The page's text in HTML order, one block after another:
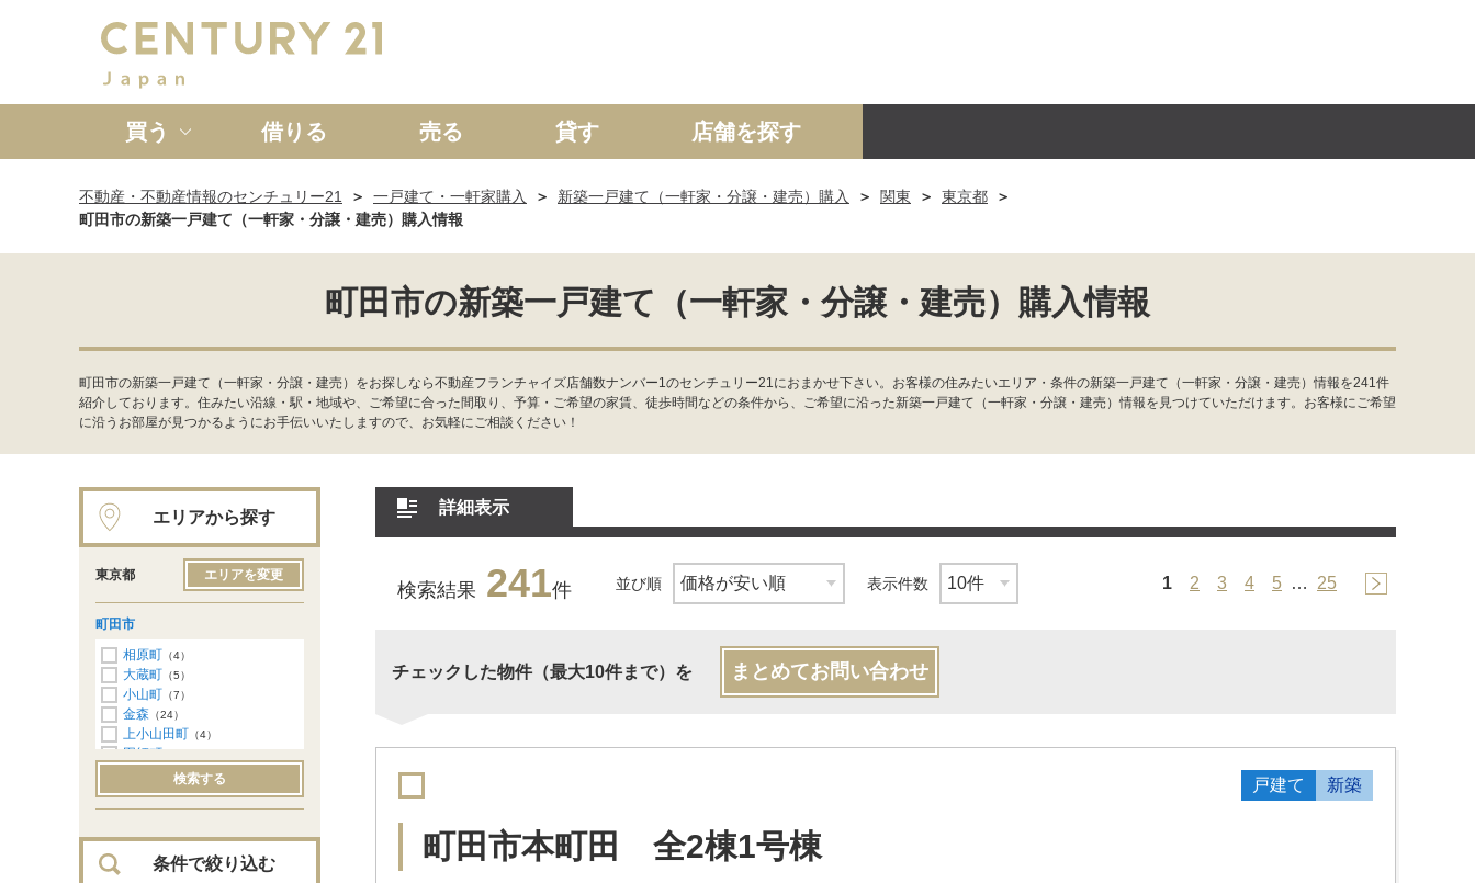
買う
新築一戸建て 中古一戸建て マンション 土地 事業投資用
借りる 売る 貸す 店舗を探す
不動産・不動産情報のセンチュリー21 一戸建て・一軒家購入 新築一戸建て（一軒家・分譲・建売）購入 関東
東京都
町田市の新築一戸建て（一軒家・分譲・建売）購入情報
町田市の新築一戸建て（一軒家・分譲・建売）購入情報
町田市の新築一戸建て（一軒家・分譲・建売）をお探しなら不動産フランチャイズ店舗数ナンバー1のセンチュリー21におまかせ下さい。お客様の住みたいエリア・条件の新築一戸建て（一軒家・分譲・建売）情報を241件
紹介しております。住みたい沿線・駅・地域や、ご希望に合った間取り、予算・ご希望の家賃、徒歩時間などの条件から、ご希望に沿った新築一戸建て（一軒家・分譲・建売）情報を見つけていただけます。お客様にご希望
に沿うお部屋が見つかるようにお手伝いいたしますので、お気軽にご相談ください！
詳細表示
検索結果 241件 並び順 表示件数 1 2 3 4 5 … 25
チェックした物件（最大10件まで）を まとめてお問い合わせ
戸建て 新築
町田市本町田 全2棟1号棟
エリアから探す
東京都 エリアを変更
町田市
相原町 （4）
大蔵町 （5）
小山町 （7）
金森 （24）
上小山田町 （4）
図師町
（3）
玉川学園（17）
鶴川（8）
（6）
成瀬台（27）
検索する
条件で絞り込む